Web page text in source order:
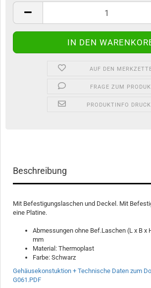
AUF DEN
FRAGE ZUM
PRODUKTINFO
Beschreibung
Mit Befestigungslaschen und Deckel. Mit
eine Platine.
Abmessungen ohne Bef.Laschen (L x B x
mm
Material: Thermoplast
Farbe: Schwarz
Gehäusekonstuktion + Technische Daten zum
G061.PDF